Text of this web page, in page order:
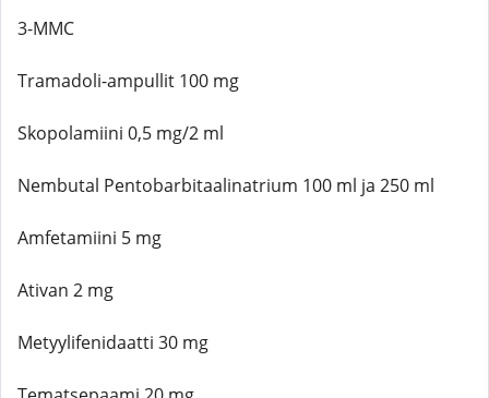
3-MMC
Tramadoli-ampullit 100 mg
Skopolamiini 0,5 mg/2 ml
Nembutal Pentobarbitaalinatrium 100 ml ja 250 ml
Amfetamiini 5 mg
Ativan 2 mg
Metyylifenidaatti 30 mg